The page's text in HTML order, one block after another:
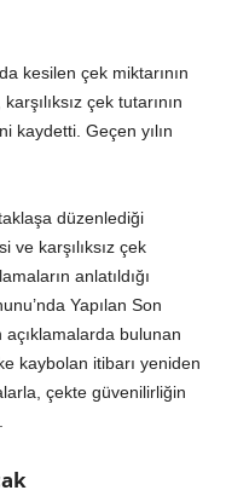
kesilen çek miktarının
çek tutarının
kaydetti. Geçen yılın
düzenlediği
ve karşılıksız çek
anlatıldığı
Yapılan Son
açıklamalarda bulunan
kaybolan itibarı yeniden
çekte güvenilirliğin